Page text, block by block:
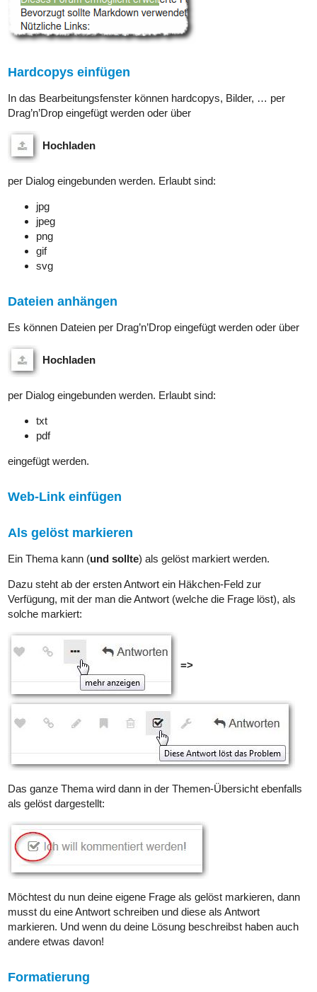
Hardcopys einfügen
In das Bearbeitungsfenster können hardcopys, Bilder, … per
Drag’n’Drop eingefügt werden oder über
Hochladen
per Dialog eingebunden werden. Erlaubt sind:
jpg
jpeg
png
gif
svg
Dateien anhängen
Es können Dateien per Drag’n’Drop eingefügt werden oder über
Hochladen
per Dialog eingebunden werden. Erlaubt sind:
txt
pdf
eingefügt werden.
Web-Link einfügen
Als gelöst markieren
Ein Thema kann (und sollte) als gelöst markiert werden.
Dazu steht ab der ersten Antwort ein Häkchen-Feld zur
Verfügung, mit der man die Antwort (welche die Frage löst), als
solche markiert:
=>
Das ganze Thema wird dann in der Themen-Übersicht ebenfalls
als gelöst dargestellt:
Möchtest du nun deine eigene Frage als gelöst markieren, dann
musst du eine Antwort schreiben und diese als Antwort
markieren. Und wenn du deine Lösung beschreibst haben auch
andere etwas davon!
Formatierung